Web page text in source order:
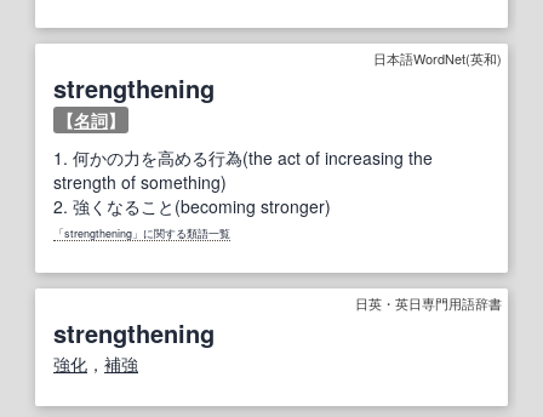
日本語WordNet(英和)
strengthening
【名詞】
1. 何かの力を高める行為(the act of increasing the
strength of something)
2. 強くなること(becoming stronger)
「strengthening」に関する類語一覧
日英・英日専門用語辞書
strengthening
強化 ， 補強